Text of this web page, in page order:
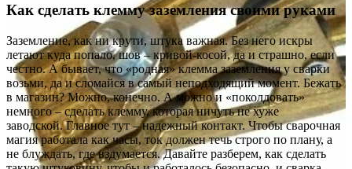
Как сделать клемму заземления своими руками
Заземление, как ни крути, штука важная. Без него искры
летают куда попало, шов – кривой-косой, да и страшно, если
честно. А бывает, что «родная» клемма заземления у сварки
возьми, да и сломайся в самый неподходящий момент. Бежать
в магазин? Можно, конечно. А можно и «поколдовать»
немного – сделать клемму, которая ничуть не хуже
заводской. Главное тут – надежный контакт. Чтобы сварочная
магия работала как часы, ток должен течь строго по плану, а
не блуждать, где вздумается. Давайте разберем, как сделать